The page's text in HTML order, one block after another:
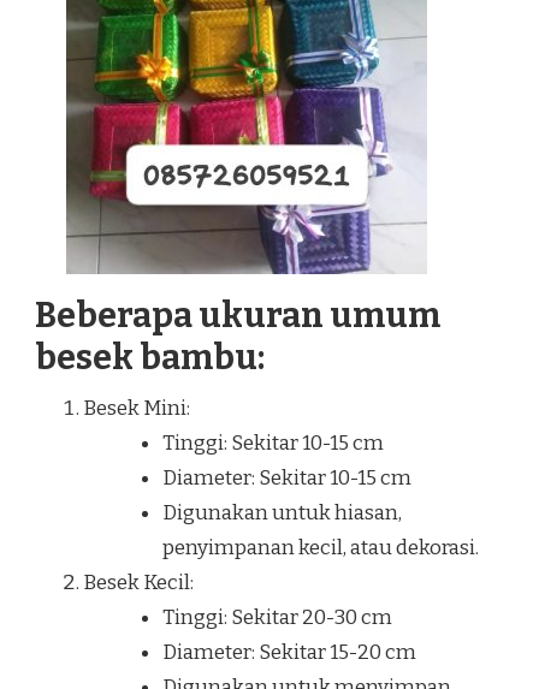
Beberapa ukuran umum
besek bambu:
Besek Mini:
Tinggi: Sekitar 10-15 cm
Diameter: Sekitar 10-15 cm
Digunakan untuk hiasan,
penyimpanan kecil, atau dekorasi.
Besek Kecil:
Tinggi: Sekitar 20-30 cm
Diameter: Sekitar 15-20 cm